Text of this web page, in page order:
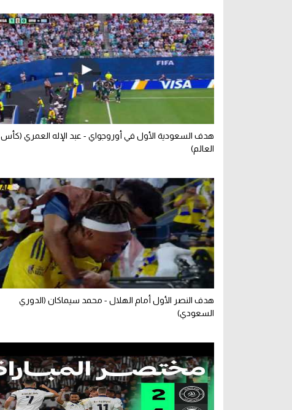
هدف السعودية الأول في أوروجواي - عبد الإله العمري (كأس
العالم)
هدف النصر الأول أمام الهلال - محمد سيماكان (الدوري
السعودي)